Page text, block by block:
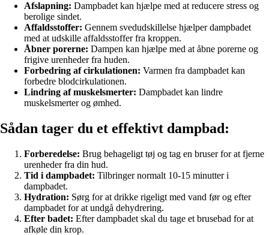
Afslapning: Dampbadet kan hjælpe med at reducere stress og
berolige sindet.
Affaldsstoffer: Gennem svedudskillelse hjælper dampbadet
med at udskille affaldsstoffer fra kroppen.
Åbner porerne: Dampen kan hjælpe med at åbne porerne og
frigive urenheder fra huden.
Forbedring af cirkulationen: Varmen fra dampbadet kan
forbedre blodcirkulationen.
Lindring af muskelsmerter: Dampbadet kan lindre
muskelsmerter og ømhed.
Sådan tager du et effektivt dampbad:
Forberedelse: Brug behageligt tøj og tag en bruser for at fjerne
urenheder fra din hud.
Tid i dampbadet: Tilbringer normalt 10-15 minutter i
dampbadet.
Hydration: Sørg for at drikke rigeligt med vand før og efter
dampbadet for at undgå dehydrering.
Efter badet: Efter dampbadet skal du tage et brusebad for at
afkøle din krop.